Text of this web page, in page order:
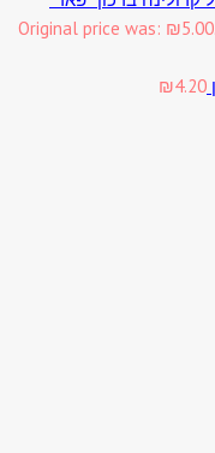
Original price was: ₪5.00.
₪4.20